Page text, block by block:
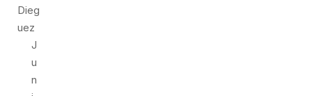
Dieg
Uez
J
U
N